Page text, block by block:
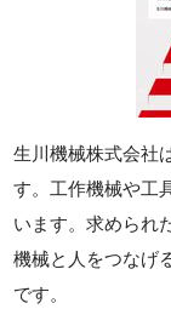
生川機械株式会社
す。工作機械や工
います。求められ
機械と人をつなげ
です。